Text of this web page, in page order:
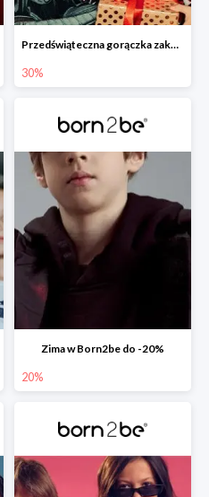
Przedświąteczna gorączka zakupów w Born2be do -30%
30%
Zima w Born2be do -20%
20%